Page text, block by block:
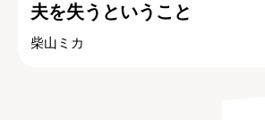
夫を失うということ
柴山ミカ